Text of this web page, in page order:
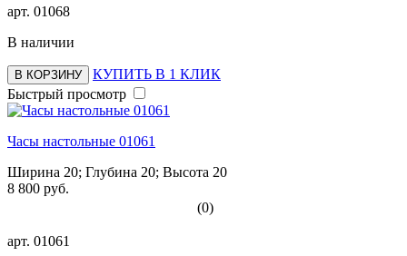
арт. 01068
В наличии
В КОРЗИНУ
КУПИТЬ В 1 КЛИК
Быстрый просмотр
Часы настольные 01061
Ширина 20; Глубина 20; Высота 20
8 800 руб.
(0)
арт. 01061